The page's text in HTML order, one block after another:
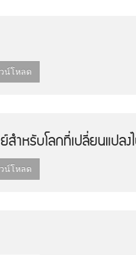
น์โหลด
หรับโลกที่เปลี่ยนแปลงไ
น์โหลด